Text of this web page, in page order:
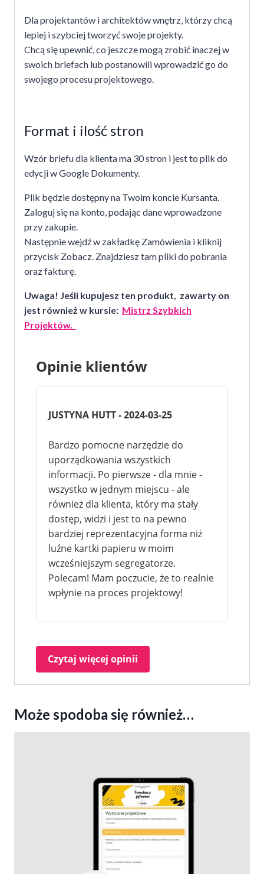
Dla projektantów i architektów wnętrz, którzy chcą
lepiej i szybciej tworzyć swoje projekty.
Chcą się upewnić, co jeszcze mogą zrobić inaczej w
swoich briefach lub postanowili wprowadzić go do
swojego procesu projektowego.
Format i ilość stron
Wzór briefu dla klienta ma 30 stron i jest to plik do
edycji w Google Dokumenty.
Plik będzie dostępny na Twoim koncie Kursanta.
Zaloguj się na konto, podając dane wprowadzone
przy zakupie.
Następnie wejdź w zakładkę Zamówienia i kliknij
przycisk Zobacz. Znajdziesz tam pliki do pobrania
oraz fakturę.
Uwaga! Jeśli kupujesz ten produkt, zawarty on
jest również w kursie: Mistrz Szybkich
Projektów.
Opinie klientów
JUSTYNA HUTT - 2024-03-25
Bardzo pomocne narzędzie do
uporządkowania wszystkich
informacji. Po pierwsze - dla mnie -
wszystko w jednym miejscu - ale
również dla klienta, który ma stały
dostęp, widzi i jest to na pewno
bardziej reprezentacyjna forma niż
luźne kartki papieru w moim
wcześniejszym segregatorze.
Polecam! Mam poczucie, że to realnie
wpłynie na proces projektowy!
Czytaj więcej opinii
Może spodoba się również…